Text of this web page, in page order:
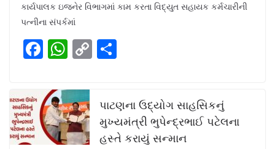
e
b
o
k
s
A
p
Li
n
કાર્યપાલક ઇજનેર વિભાગમાં કામ કરતા વિદ્યુત સહાયક કર્મચારીની
પત્નીના સંપર્કમાં
F
a
c
e
b
W
h
at
s
A
C
o
y
Li
e
પાટણના ઉદ્યોગ સાહસિકનું
મુખ્યમંત્રી ભુપેન્દ્રભાઈ પટેલના
હસ્તે કરાયું સન્માન